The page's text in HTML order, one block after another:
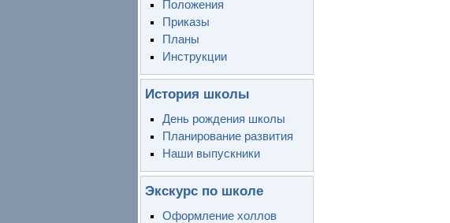
Положения
Приказы
Планы
Инструкции
История школы
День рождения школы
Планирование развития
Наши выпускники
Экскурс по школе
Оформление холлов